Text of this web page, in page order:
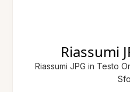
Riassumi
Riassumi JPG in Testo